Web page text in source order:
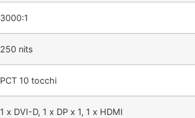
3000:1
250 nits
PCT 10 tocchi
1 x DVI-D, 1 x DP x 1, 1 x HDMI